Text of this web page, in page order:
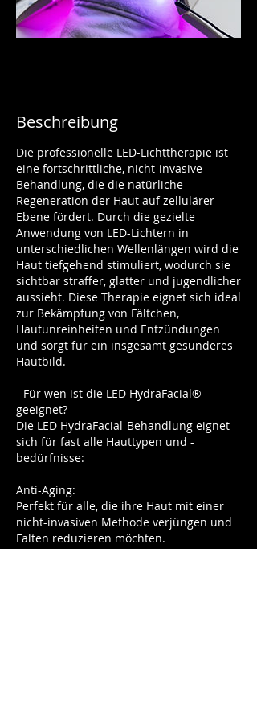
Beschreibung
Die professionelle LED-Lichttherapie ist
eine fortschrittliche, nicht-invasive
Behandlung, die die natürliche
Regeneration der Haut auf zellulärer
Ebene fördert. Durch die gezielte
Anwendung von LED-Lichtern in
unterschiedlichen Wellenlängen wird die
Haut tiefgehend stimuliert, wodurch sie
sichtbar straffer, glatter und jugendlicher
aussieht. Diese Therapie eignet sich ideal
zur Bekämpfung von Fältchen,
Hautunreinheiten und Entzündungen
und sorgt für ein insgesamt gesünderes
Hautbild.
- Für wen ist die LED HydraFacial®
geeignet? -
Die LED HydraFacial-Behandlung eignet
sich für fast alle Hauttypen und -
bedürfnisse:
Anti-Aging:
Perfekt für alle, die ihre Haut mit einer
nicht-invasiven Methode verjüngen und
Falten reduzieren möchten.